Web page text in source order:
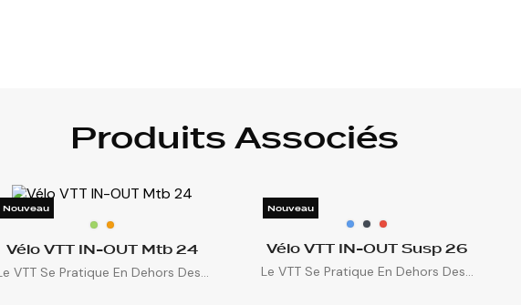
Produits Associés
Nouveau
Vélo VTT IN-OUT Mtb 24
VTT Se Pratique En Dehors Des...
Nouveau
Vélo VTT IN-OUT Susp 26
Le VTT Se Pratique En Dehors Des...